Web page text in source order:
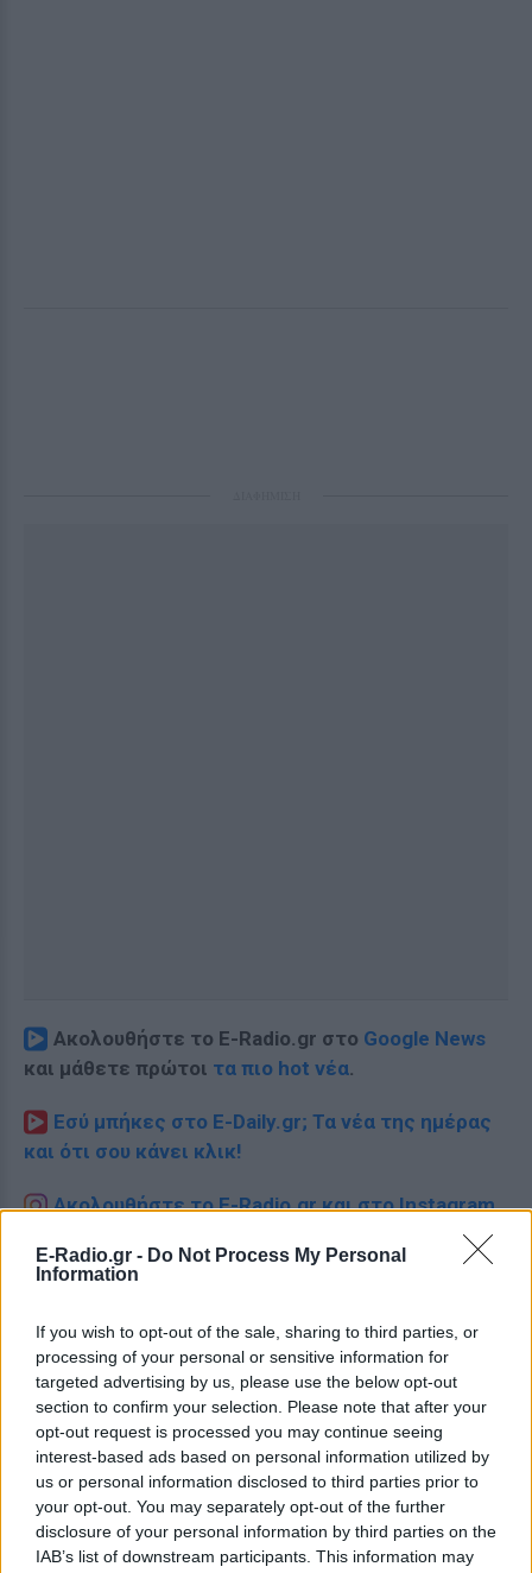
E-Radio.gr - Do Not Process My Personal
Information
If you wish to opt-out of the sale, sharing to third parties, or
processing of your personal or sensitive information for
targeted advertising by us, please use the below opt-out
section to confirm your selection. Please note that after your
opt-out request is processed you may continue seeing
interest-based ads based on personal information utilized by
us or personal information disclosed to third parties prior to
your opt-out. You may separately opt-out of the further
disclosure of your personal information by third parties on the
IAB’s list of downstream participants. This information may
Ακολουθήστε το E-Radio.gr στο Google News
και μάθετε πρώτοι τα πιο hot νέα.
Εσύ μπήκες στο E-Daily.gr; Τα νέα της ημέρας
και ότι σου κάνει κλικ!
Ακολουθήστε το E-Radio.gr και στο Instagram
ΔΙΑΦΗΜΙΣΗ